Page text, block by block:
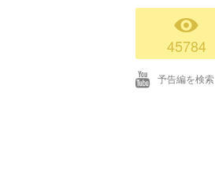
45784
予告編を検索